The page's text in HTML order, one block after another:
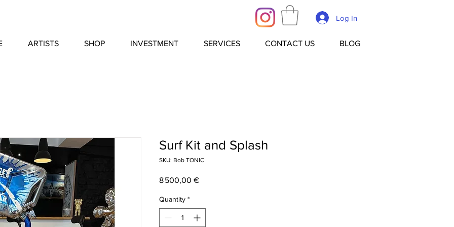
Log In
ARTISTS SHOP INVESTMENT SERVICES CONTACT US BLOG
Surf Kit and Splash
SKU: Bob TONIC
8 500,00 €Price
Quantity *